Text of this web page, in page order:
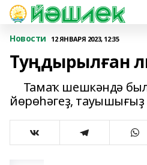
Новости 12 ЯНВАРЯ 2023, 12:35
Туңдырылған
Тамаҡ шешкәндә
йөрөһәгеҙ,